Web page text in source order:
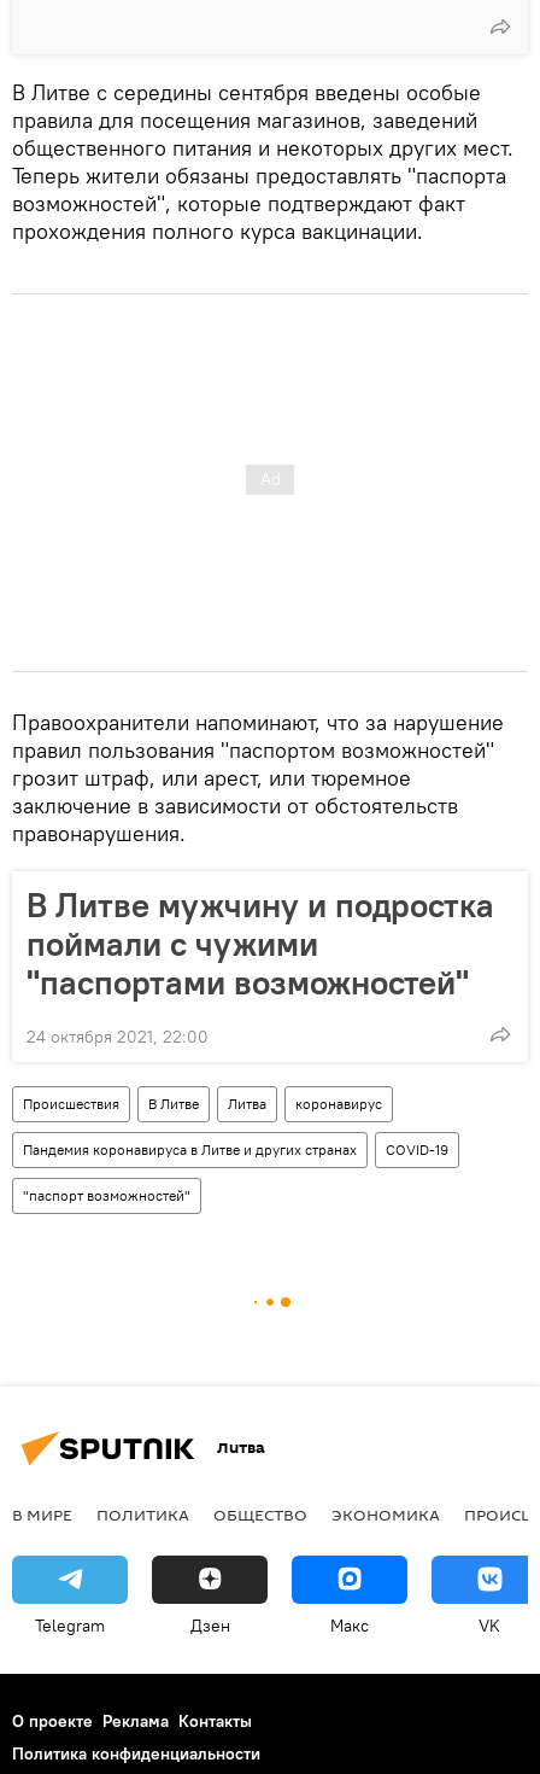
В Литве с середины сентября введены особые
правила для посещения магазинов, заведений
общественного питания и некоторых других мест.
Теперь жители обязаны предоставлять "паспорта
возможностей", которые подтверждают факт
прохождения полного курса вакцинации.
Правоохранители напоминают, что за нарушение
правил пользования "паспортом возможностей"
грозит штраф, или арест, или тюремное
заключение в зависимости от обстоятельств
правонарушения.
В Литве мужчину и подростка
поймали с чужими
"паспортами возможностей"
24 октября 2021, 22:00
Происшествия В Литве Литва коронавирус
Пандемия коронавируса в Литве и других странах COVID-19
"паспорт возможностей"
Литва
В МИРЕ ПОЛИТИКА ОБЩЕСТВО ЭКОНОМИКА
Telegram Дзен Макс VK
О проекте Реклама Контакты
Политика конфиденциальности